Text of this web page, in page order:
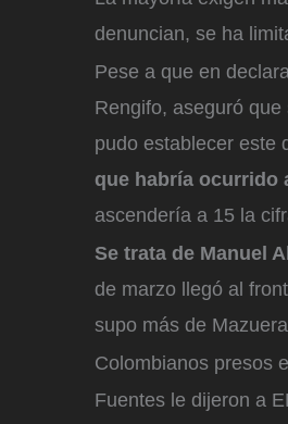
denuncian, se ha
Pese a que en
Rengifo, aseguró
pudo establecer este
que habría ocurrido
ascendería a 15 la
Se trata de Manuel
de marzo llegó al
supo más de
Colombianos presos
Fuentes le dijeron a